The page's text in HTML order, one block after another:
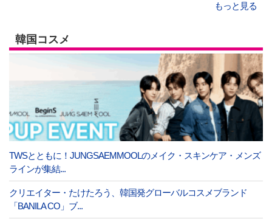
もっと見る
韓国コスメ
TWSとともに！JUNGSAEMMOOLのメイク・スキンケア・メンズ
ラインが集結...
クリエイター・たけたろう、韓国発グローバルコスメブランド
「BANILA CO」ブ...